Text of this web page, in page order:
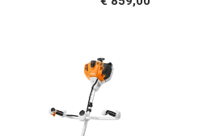
winkelwagen